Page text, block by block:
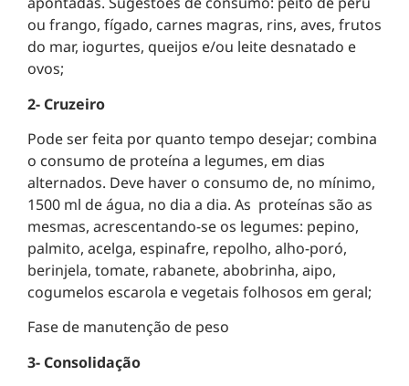
ou frango, fígado, carnes magras, rins, aves, frutos
do mar, iogurtes, queijos e/ou leite desnatado e
ovos;
2- Cruzeiro
Pode ser feita por quanto tempo desejar; combina
o consumo de proteína a legumes, em dias
alternados. Deve haver o consumo de, no mínimo,
1500 ml de água, no dia a dia. As proteínas são as
mesmas, acrescentando-se os legumes: pepino,
palmito, acelga, espinafre, repolho, alho-poró,
berinjela, tomate, rabanete, abobrinha, aipo,
cogumelos escarola e vegetais folhosos em geral;
Fase de manutenção de peso
3- Consolidação